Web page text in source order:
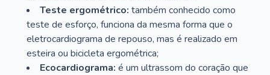
Teste ergométrico: também conhecido como
teste de esforço, funciona da mesma forma que o
eletrocardiograma de repouso, mas é realizado em
esteira ou bicicleta ergométrica;
Ecocardiograma: é um ultrassom do coração que